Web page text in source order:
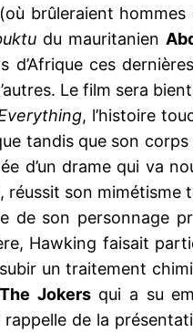
brûleraient hommes
du mauritanien
d’Afrique ces
Le film sera
, l’histoire
tandis que son
d’un drame qui va
réussit son mimétisme
de son personnage
Hawking faisait
un traitement
The Jokersqui a su
de la